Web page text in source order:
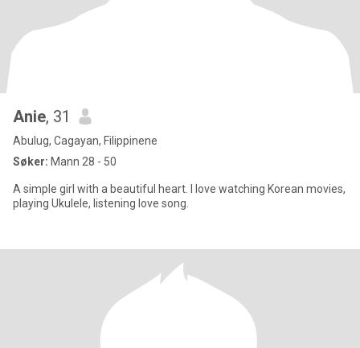
Anie, 31
Abulug, Cagayan, Filippinene
Søker: Mann 28 - 50
A simple girl with a beautiful heart. I love watching Korean movies,
playing Ukulele, listening love song.